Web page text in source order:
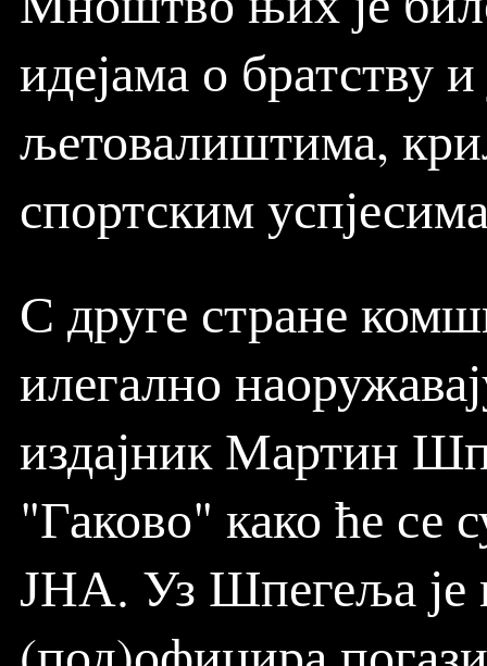
идејама о братству
љетовалиштима,
спортским
С друге стране
илегално
издајник Мартин
"Гаково" како ће се
ЈНА. Уз Шпегеља је